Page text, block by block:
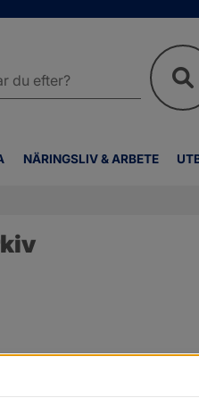
NÄRINGSLIV & ARBETE